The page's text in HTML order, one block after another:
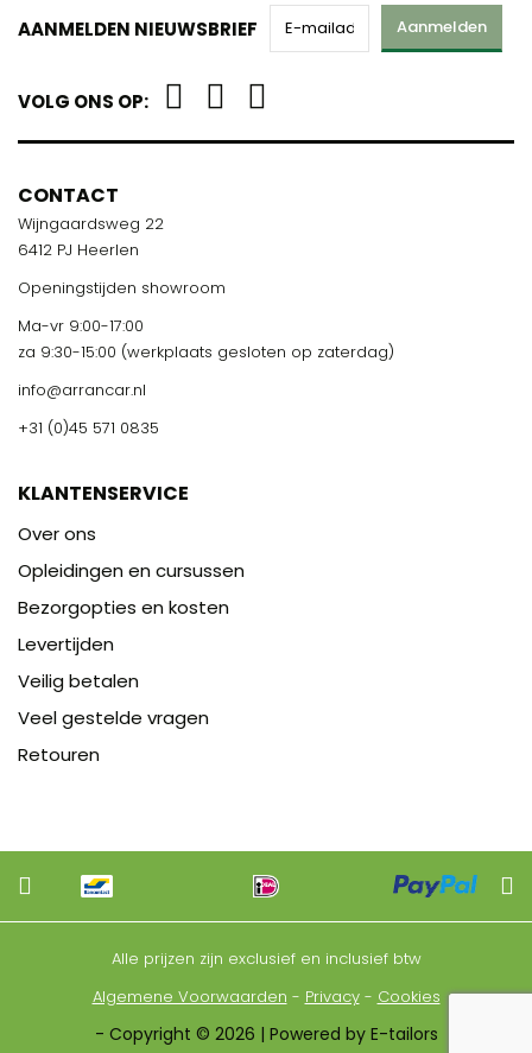
AANMELDEN NIEUWSBRIEF Aanmelden
VOLG ONS OP:
CONTACT
Wijngaardsweg 22
6412 PJ Heerlen
Openingstijden showroom
Ma-vr 9:00-17:00
za 9:30-15:00 (werkplaats gesloten op zaterdag)
info@arrancar.nl
+31 (0)45 571 0835
KLANTENSERVICE
Over ons
Opleidingen en cursussen
Bezorgopties en kosten
Levertijden
Veilig betalen
Veel gestelde vragen
Retouren
Alle prijzen zijn exclusief en inclusief btw
Algemene Voorwaarden - Privacy- Cookies
- Copyright © 2026 | Powered by E-tailors